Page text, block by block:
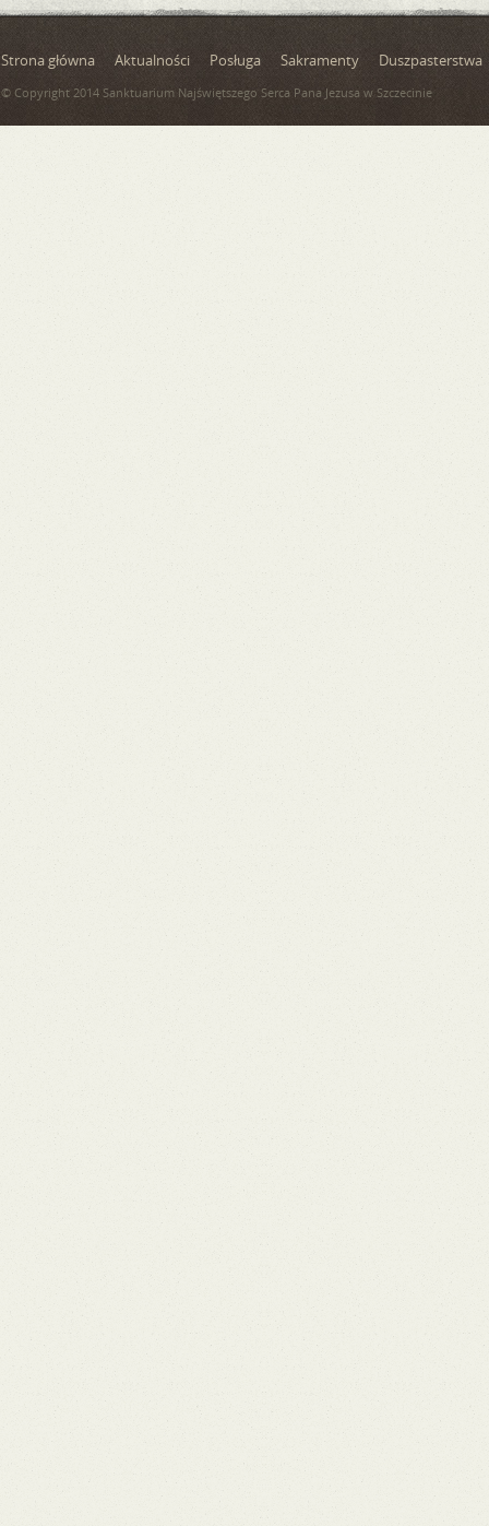
Strona główna Aktualności Posługa Sakramenty Duszpasterstwa
© Copyright 2014 Sanktuarium Najświętszego Serca Pana Jezusa w Szczecinie